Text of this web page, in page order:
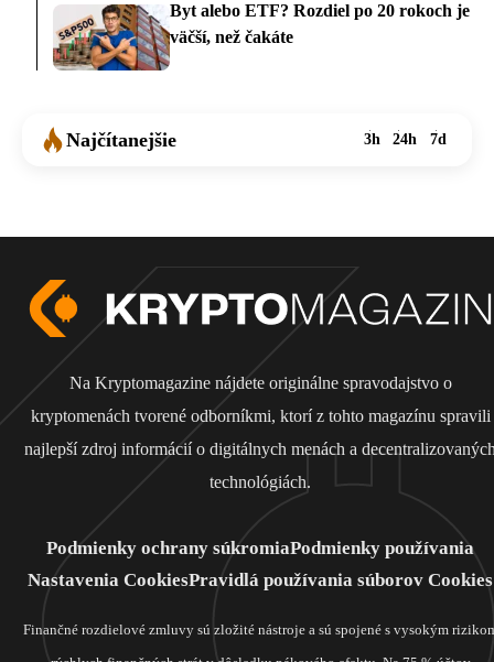
Byt alebo ETF? Rozdiel po 20 rokoch je
väčší, než čakáte
Najčítanejšie 3h 24h 7d
Na Kryptomagazine nájdete originálne spravodajstvo o
kryptomenách tvorené odborníkmi, ktorí z tohto magazínu spravili
najlepší zdroj informácií o digitálnych menách a
technológiách.
Podmienky ochrany súkromiaPodmienky používania
Nastavenia CookiesPravidlá používania súborov Cookies
Finančné rozdielové zmluvy sú zložité nástroje a sú spojené s vysokým